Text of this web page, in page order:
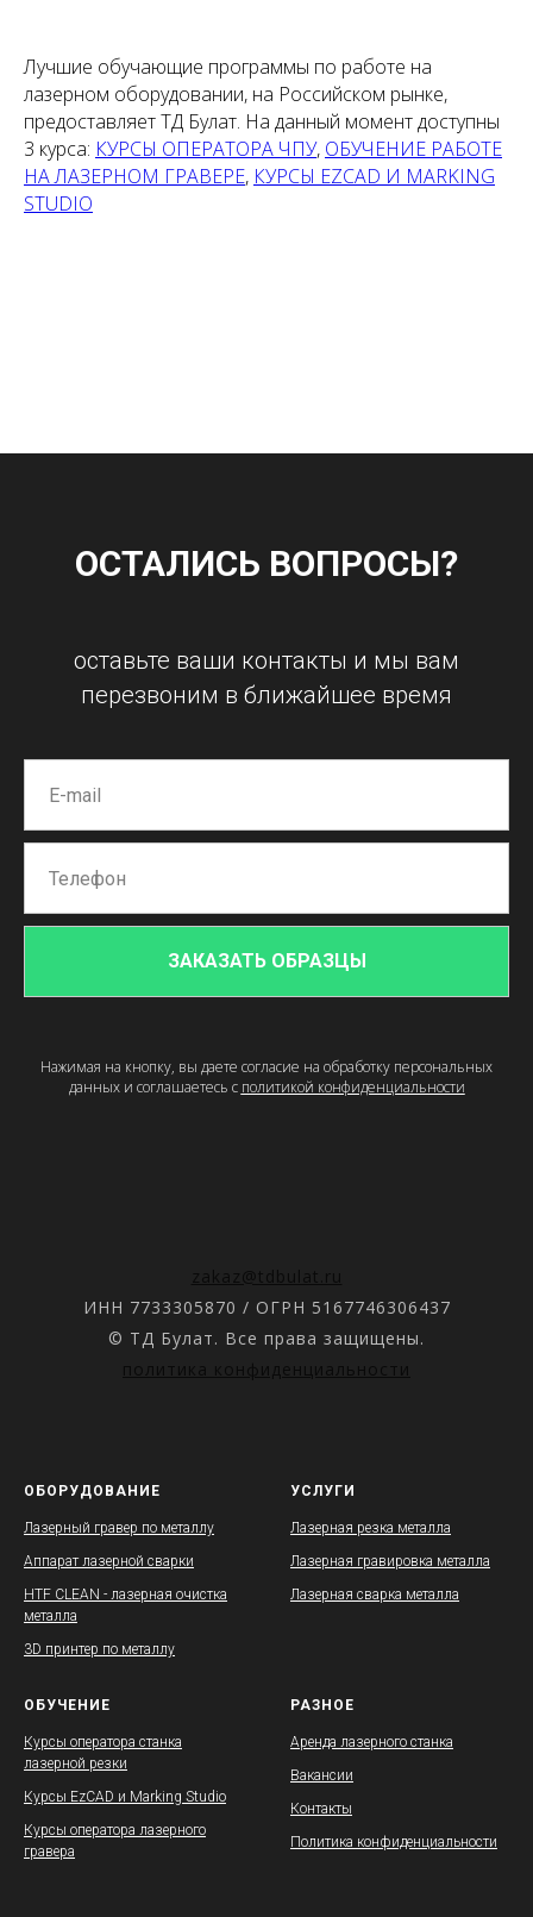
Лучшие обучающие программы по работе на
лазерном оборудовании, на Российском рынке,
предоставляет ТД Булат. На данный момент доступны
3 курса: КУРСЫ ОПЕРАТОРА ЧПУ, ОБУЧЕНИЕ РАБОТЕ
НА ЛАЗЕРНОМ ГРАВЕРЕ, КУРСЫ EZCAD И MARKING
STUDIO
ОСТАЛИСЬ ВОПРОСЫ?
оставьте ваши контакты и мы вам
перезвоним в ближайшее время
ЗАКАЗАТЬ ОБРАЗЦЫ
Нажимая на кнопку, вы даете согласие на обработку персональных
данных и соглашаетесь c политикой конфиденциальности
ИНН 7733305870 / ОГРН 5167746306437
© ТД Булат. Все права защищены.
ОБОРУДОВАНИЕ
Лазерный гравер по металлу
Аппарат лазерной сварки
HTF CLEAN - лазерная очистка
металла
3D принтер по металлу
УСЛУГИ
Лазерная резка металла
Лазерная гравировка металла
Лазерная сварка металла
ОБУЧЕНИЕ
Курсы оператора станка
лазерной резки
Курсы EzCAD и Marking Studio
Курсы оператора лазерного
гравера
РАЗНОЕ
Аренда лазерного станка
Вакансии
Контакты
Политика конфиденциальности